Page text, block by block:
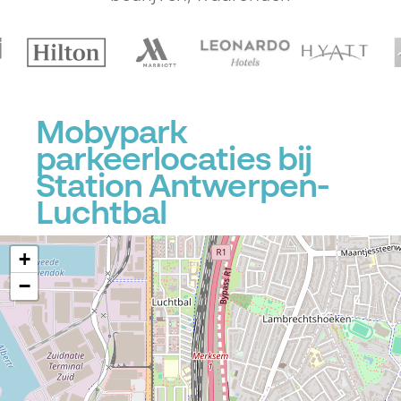
Mobypark
parkeerlocaties bij
Station Antwerpen-
Luchtbal
+
−